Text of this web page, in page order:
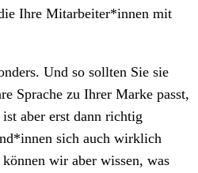
Ihre Mitarbeiter*innen mit
Und so sollten Sie sie
Sprache zu Ihrer Marke passt,
aber erst dann richtig
sich auch wirklich
wir aber wissen, was